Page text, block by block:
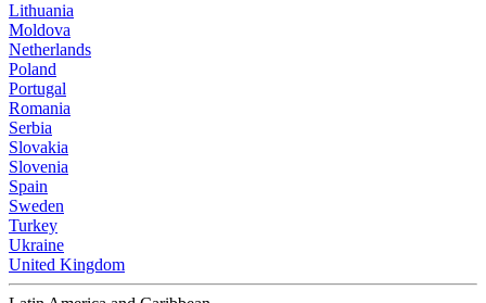
Lithuania
Moldova
Netherlands
Poland
Portugal
Romania
Serbia
Slovakia
Slovenia
Spain
Sweden
Turkey
Ukraine
United Kingdom